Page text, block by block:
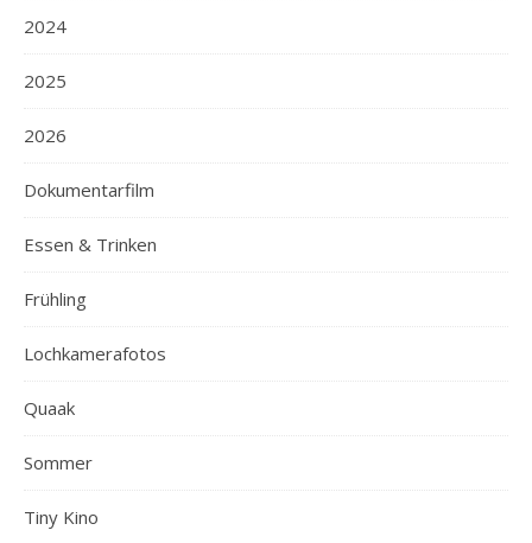
2024
2025
2026
Dokumentarfilm
Essen & Trinken
Frühling
Lochkamerafotos
Quaak
Sommer
Tiny Kino